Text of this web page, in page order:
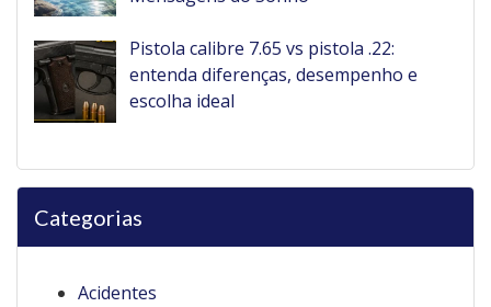
Pistola calibre 7.65 vs pistola .22:
entenda diferenças, desempenho e
escolha ideal
Categorias
Acidentes